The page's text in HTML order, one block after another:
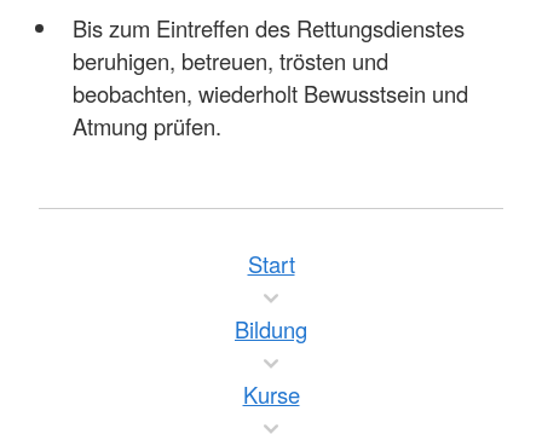
Bis zum Eintreffen des Rettungsdienstes
beruhigen, betreuen, trösten und
beobachten, wiederholt Bewusstsein und
Atmung prüfen.
Start
Bildung
Kurse